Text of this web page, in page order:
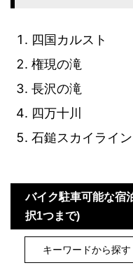
四国カルスト
権現の滝
長沢の滝
四万十川
石鎚スカイライン
バイク駐車可能な宿
択1つまで)